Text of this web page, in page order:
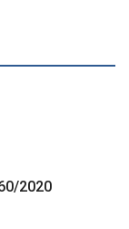
2020